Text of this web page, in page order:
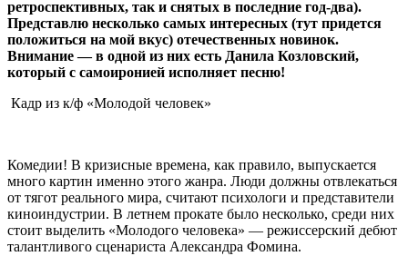
ретроспективных, так и снятых в последние год-два).
Представлю несколько самых интересных (тут придется
положиться на мой вкус) отечественных новинок.
Внимание — в одной из них есть Данила Козловский,
который с самоиронией исполняет песню!
Кадр из к/ф «Молодой человек»
Комедии! В кризисные времена, как правило, выпускается
много картин именно этого жанра. Люди должны отвлекаться
от тягот реального мира, считают психологи и представители
киноиндустрии. В летнем прокате было несколько, среди них
стоит выделить «Молодого человека» — режиссерский дебют
талантливого сценариста Александра Фомина.